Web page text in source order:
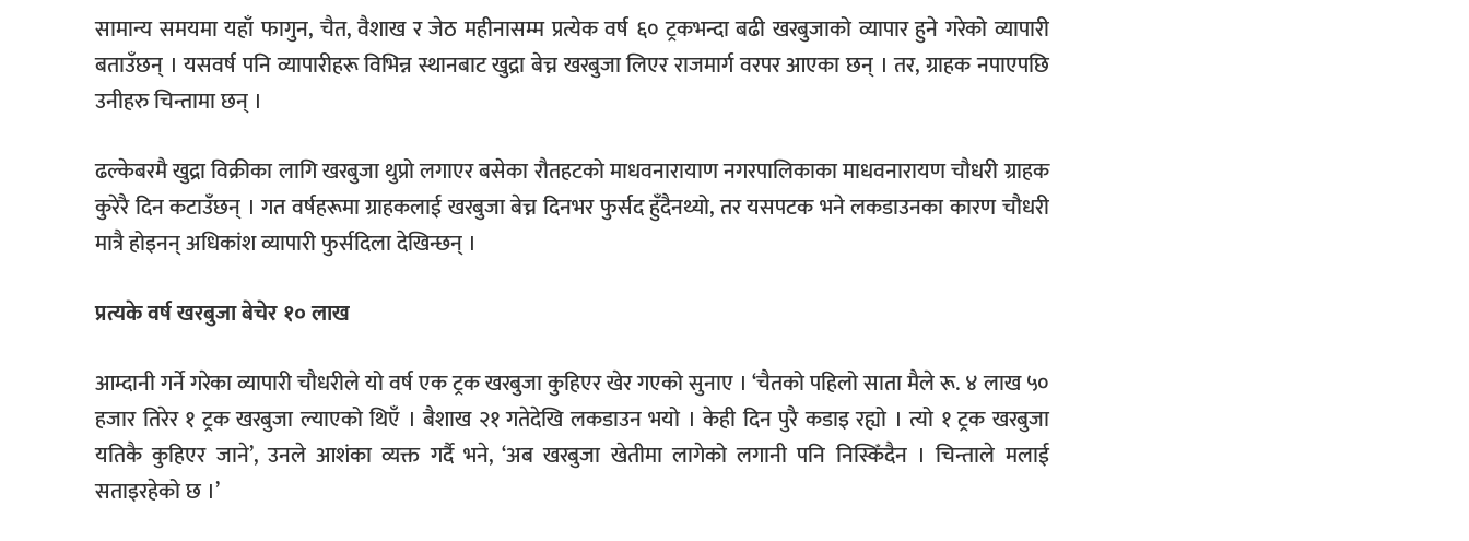
सामान्य समयमा यहाँ फागुन, चैत, वैशाख र जेठ महीनासम्म प्रत्येक वर्ष ६० ट्रकभन्दा बढी खरबुजाको व्यापार हुने गरेको व्यापारी
बताउँछन् । यसवर्ष पनि व्यापारीहरू विभिन्न स्थानबाट खुद्रा बेच्न खरबुजा लिएर राजमार्ग वरपर आएका छन् । तर, ग्राहक नपाएपछि
उनीहरु चिन्तामा छन् ।
ढल्केबरमै खुद्रा विक्रीका लागि खरबुजा थुप्रो लगाएर बसेका रौतहटको माधवनारायाण नगरपालिकाका माधवनारायण चौधरी ग्राहक
कुरेरै दिन कटाउँछन् । गत वर्षहरूमा ग्राहकलाई खरबुजा बेच्न दिनभर फुर्सद हुँदैनथ्यो, तर यसपटक भने लकडाउनका कारण चौधरी
मात्रै होइनन् अधिकांश व्यापारी फुर्सदिला देखिन्छन् ।
प्रत्यके वर्ष खरबुजा बेचेर १० लाख
आम्दानी गर्ने गरेका व्यापारी चौधरीले यो वर्ष एक ट्रक खरबुजा कुहिएर खेर गएको सुनाए । ‘चैतको पहिलो साता मैले रू. ४ लाख ५०
हजार तिरेर १ ट्रक खरबुजा ल्याएको थिएँ । बैशाख २१ गतेदेखि लकडाउन भयो । केही दिन पुरै कडाइ रह्यो । त्यो १ ट्रक खरबुजा
यतिकै कुहिएर जाने’, उनले आशंका व्यक्त गर्दै भने, ‘अब खरबुजा खेतीमा लागेको लगानी पनि निस्किँदैन । चिन्ताले मलाई
सताइरहेको छ ।’